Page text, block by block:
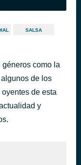
SALSA
como la
de los
de esta
y